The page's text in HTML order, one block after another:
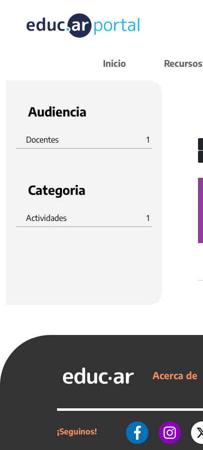
Inicio Recursos
Audiencia
Docentes 1
Categoria
Actividades 1
Acerca de
¡Seguinos!